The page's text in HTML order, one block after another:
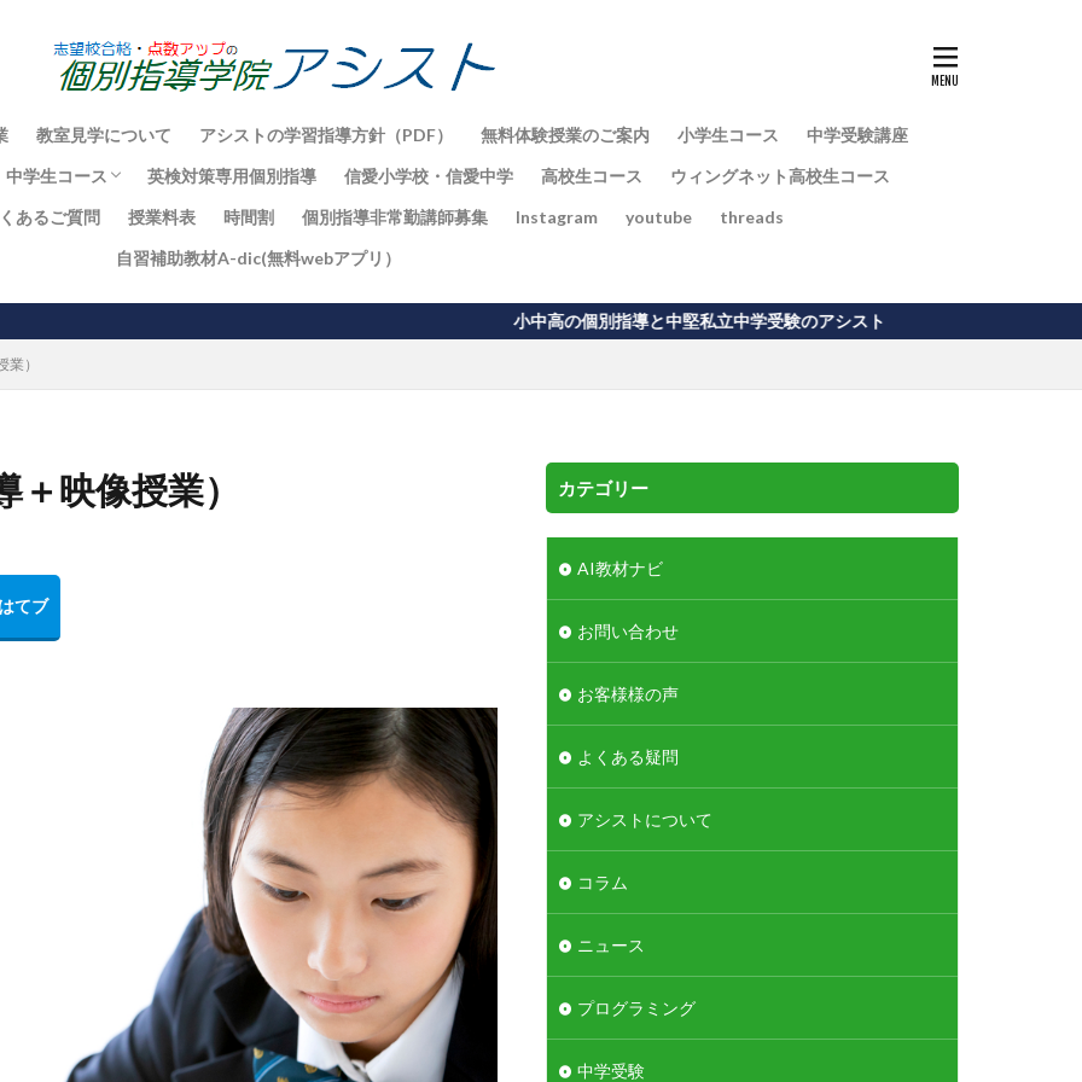
教室見学について アシストの学習指導方針（PDF） 無料体験授業のご案内 小学生コース
中学受験講座
学生コース
校コース
策
策
策
英検対策専用個別指導 信愛小学校・信愛中学 高校生コース
ウィングネット高校生コース
あるご質問
授業料表 時間割 個別指導非常勤講師募集 Instagram youtube
threads
自習補助教材A-dic(無料webアプリ）
小中高の個別指導と中堅私立中学受験のアシスト
）
映像授業） カテゴリー
AI教材ナビ
お問い合わせ
お客様様の声
よくある疑問
アシストについて
コラム
ニュース
プログラミング
中学受験